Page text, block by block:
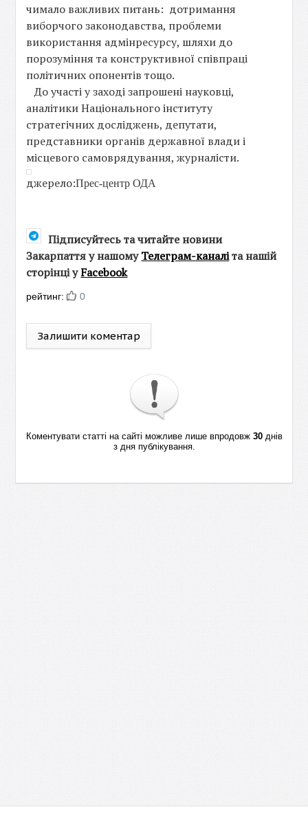
чимало важливих питань: дотримання
виборчого законодавства, проблеми
використання адмінресурсу, шляхи до
порозуміння та конструктивної співпраці
політичних опонентів тощо.
До участі у заході запрошені науковці,
аналітики Національного інституту
стратегічних досліджень, депутати,
представники органів державної влади і
місцевого самоврядування, журналісти.
джерело:Прес-центр ОДА
Підписуйтесь та читайте новини
Закарпаття у нашомуТелеграм-каналіта нашій
сторінці уFacebook
рейтинг: 0
Залишити коментар
Коментувати статті на сайті можливе лише впродовж 30днів
з дня публікування.